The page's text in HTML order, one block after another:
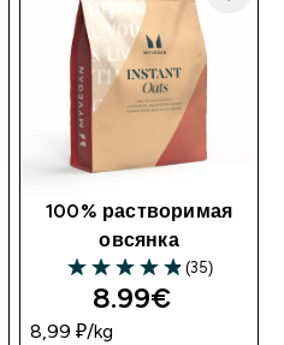
100% растворимая
овсянка
(35)
8.99€‎
8,99 ₽‎/kg